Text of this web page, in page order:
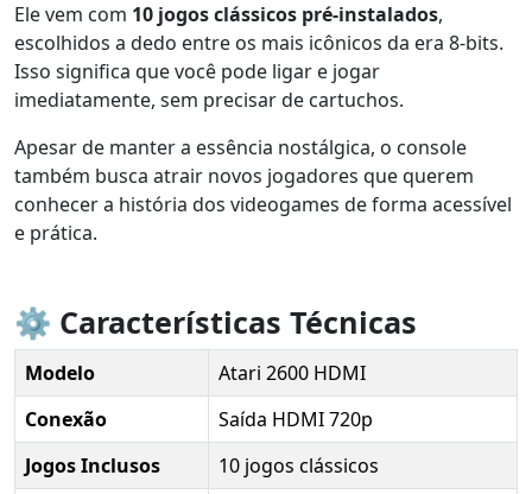
Ele vem com 10 jogos clássicos pré-instalados,
escolhidos a dedo entre os mais icônicos da era 8-bits.
Isso significa que você pode ligar e jogar
imediatamente, sem precisar de cartuchos.
Apesar de manter a essência nostálgica, o console
também busca atrair novos jogadores que querem
conhecer a história dos videogames de forma acessível
e prática.
⚙️ Características Técnicas
Modelo
Atari 2600 HDMI
Conexão
Saída HDMI 720p
Jogos Inclusos
10 jogos clássicos